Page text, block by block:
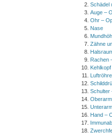
Schädel
Auge –
Ohr –
Nase
Zähne
Rachen
Schulter
Hand –